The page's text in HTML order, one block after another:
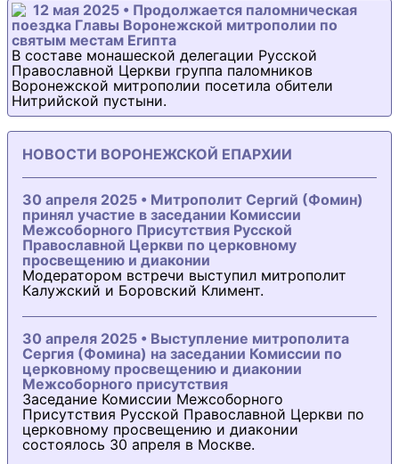
12 мая 2025 • Продолжается паломническая
поездка Главы Воронежской митрополии по
святым местам Египта
В составе монашеской делегации Русской
Православной Церкви группа паломников
Воронежской митрополии посетила обители
Нитрийской пустыни.
НОВОСТИ ВОРОНЕЖСКОЙ ЕПАРХИИ
30 апреля 2025 • Митрополит Сергий (Фомин)
принял участие в заседании Комиссии
Межсоборного Присутствия Русской
Православной Церкви по церковному
просвещению и диаконии
Модератором встречи выступил митрополит
Калужский и Боровский Климент.
30 апреля 2025 • Выступление митрополита
Сергия (Фомина) на заседании Комиссии по
церковному просвещению и диаконии
Межсоборного присутствия
Заседание Комиссии Межсоборного
Присутствия Русской Православной Церкви по
церковному просвещению и диаконии
состоялось 30 апреля в Москве.